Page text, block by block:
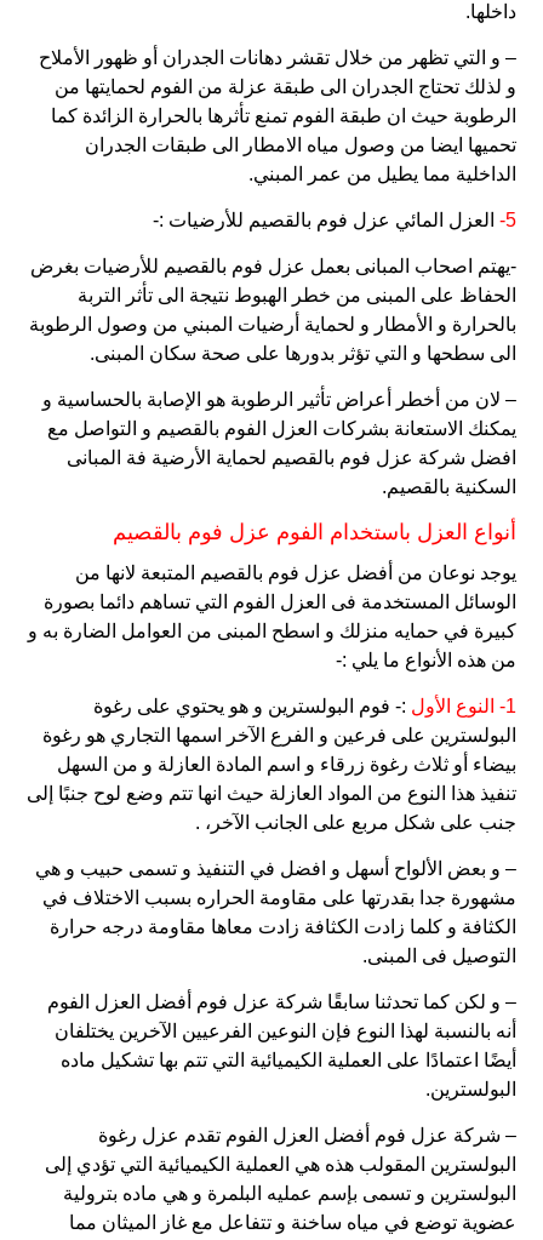
داخلها.
– و التي تظهر من خلال تقشر دهانات الجدران أو ظهور الأملاح
و لذلك تحتاج الجدران الى طبقة عزلة من الفوم لحمايتها من
الرطوبة حيث ان طبقة الفوم تمنع تأثرها بالحرارة الزائدة كما
تحميها ايضا من وصول مياه الامطار الى طبقات الجدران
الداخلية مما يطيل من عمر المبني.
5- العزل المائي عزل فوم بالقصيم للأرضيات :-
-يهتم اصحاب المبانى بعمل عزل فوم بالقصيم للأرضيات بغرض
الحفاظ على المبنى من خطر الهبوط نتيجة الى تأثر التربة
بالحرارة و الأمطار و لحماية أرضيات المبني من وصول الرطوبة
الى سطحها و التي تؤثر بدورها على صحة سكان المبنى.
– لان من أخطر أعراض تأثير الرطوبة هو الإصابة بالحساسية و
يمكنك الاستعانة بشركات العزل الفوم بالقصيم و التواصل مع
افضل شركة عزل فوم بالقصيم لحماية الأرضية فة المبانى
السكنية بالقصيم.
أنواع العزل باستخدام الفوم عزل فوم بالقصيم
يوجد نوعان من أفضل عزل فوم بالقصيم المتبعة لانها من
الوسائل المستخدمة فى العزل الفوم التي تساهم دائما بصورة
كبيرة في حمايه منزلك و اسطح المبنى من العوامل الضارة به و
من هذه الأنواع ما يلي :-
1- النوع الأول
:- فوم البولسترين و هو يحتوي على رغوة
البولسترين على فرعين و الفرع الآخر اسمها التجاري هو رغوة
بيضاء أو ثلاث رغوة زرقاء و اسم المادة العازلة و من السهل
تنفيذ هذا النوع من المواد العازلة حيث انها تتم وضع لوح جنبًا إلى
جنب على شكل مربع على الجانب الآخر، .
– و بعض الألواح أسهل و افضل في التنفيذ و تسمى حبيب و هي
مشهورة جدا بقدرتها على مقاومة الحراره بسبب الاختلاف في
الكثافة و كلما زادت الكثافة زادت معاها مقاومة درجه حرارة
التوصيل فى المبنى.
– و لكن كما تحدثنا سابقًا شركة عزل فوم أفضل العزل الفوم
أنه بالنسبة لهذا النوع فإن النوعين الفرعيين الآخرين يختلفان
أيضًا اعتمادًا على العملية الكيميائية التي تتم بها تشكيل ماده
البولسترين.
– شركة عزل فوم أفضل العزل الفوم تقدم عزل رغوة
البولسترين المقولب هذه هي العملية الكيميائية التي تؤدي إلى
البولسترين و تسمى بإسم عمليه البلمرة و هي ماده بترولية
عضوية توضع في مياه ساخنة و تتفاعل مع غاز الميثان مما